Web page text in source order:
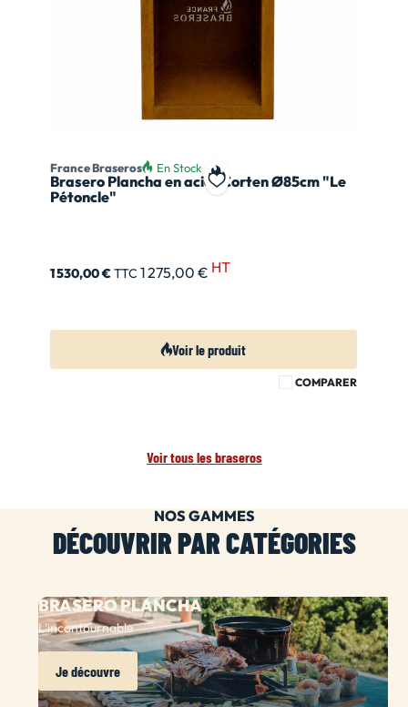
Ajouter à ma liste de souhait
France Braseros En Stock
Brasero Plancha en acier Corten Ø85cm "Le
Pétoncle"
1 530,00 €TTC 1 275,00 € HT
Voir le produit
COMPARER
Voir tous les braseros
NOS GAMMES
DÉCOUVRIR PAR CATÉGORIES
BRASERO PLANCHA
L'incontournable
Je découvre